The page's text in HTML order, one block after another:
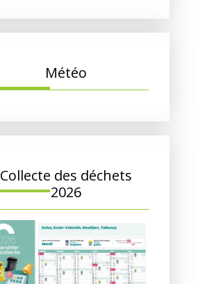
Météo
Collecte des déchets
2026